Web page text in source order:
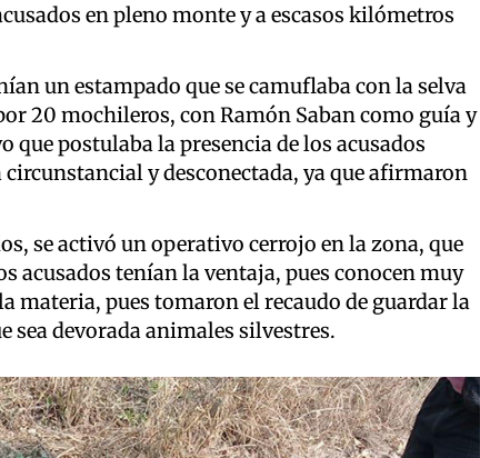
en pleno monte y a escasos kilómetros
un estampado que se camuflaba con la selva
20 mochileros, con Ramón Saban como guía y
postulaba la presencia de los acusados
y desconectada, ya que afirmaron
se activó un operativo cerrojo en la zona, que
acusados tenían la ventaja, pues conocen muy
materia, pues tomaron el recaudo de guardar la
sea devorada animales silvestres.